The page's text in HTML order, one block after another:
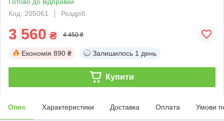
Код: 205061
Роздріб
3 560 ₴ 4 450 ₴
Економія 890 ₴ Залишилось 1 день
Купити
Опис Характеристики Доставка Оплата Умови